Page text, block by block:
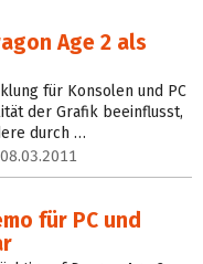
Age 2 als
für Konsolen und PC
der Grafik beeinflusst,
durch …
08.03.2011
für PC und